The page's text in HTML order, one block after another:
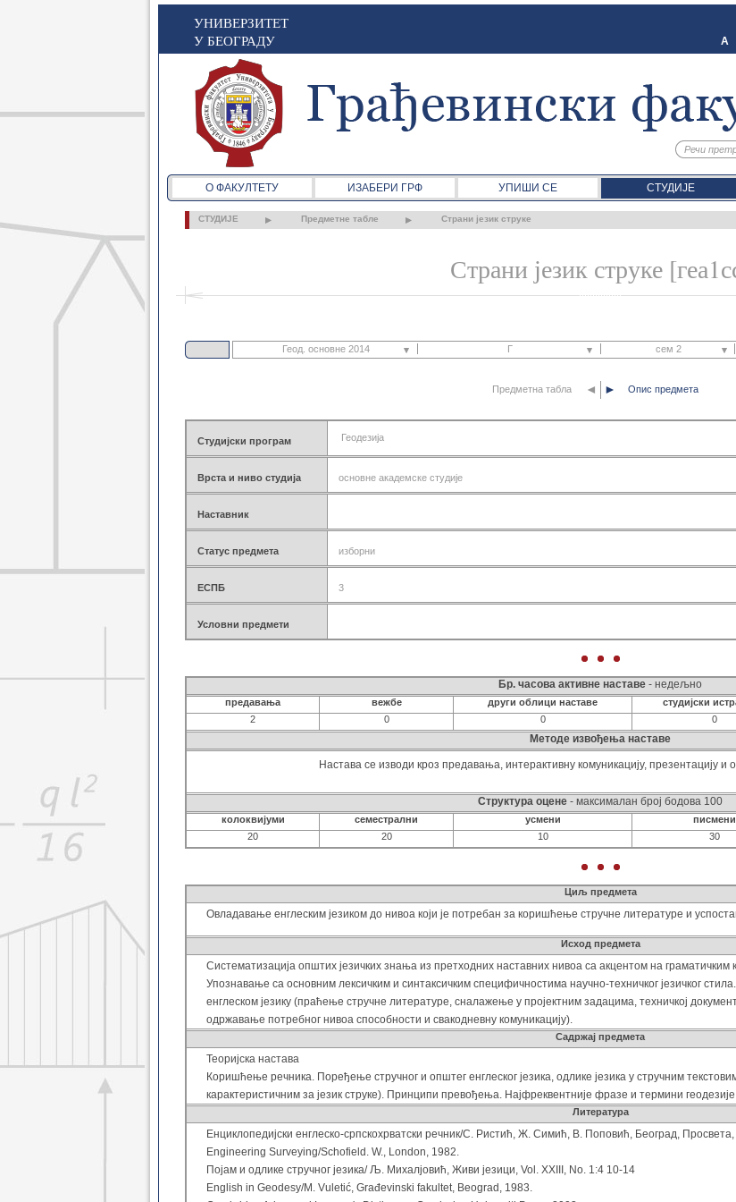
УНИВЕРЗИТЕТ
У БЕОГРАДУ
A
О ФАКУЛТЕТУ ИЗАБЕРИ ГРФ УПИШИ СЕ СТУДИЈЕ
СТУДИЈЕ Предметне табле Страни језик струке
Страни језик струке
Геод. основне 2014
Геоинф. основне 2021
Грађ. мастер 2021
Геодез. мастер 2021
Геоинф. мастер 2021
Грађ. докторске 2021
Грађ. дипломске 2021
Грађ. специјал. 2021
Грађ. основне 2014
Грађ. дипломске 2014
Грађ. докторске 2014
Грађ. специјал. 2014
Грађ. специјал. 2017
Геод. дипломске 2014
Геодез. докторске 2014
Грађ. основне 2008
Грађ. дипломске 2008
Грађ. докторске 2008
Геод. основне 2008
Г
Г
сем 2
сем 1
сем 3
сем 5
◄
Предметна табла ► Опис предмета
Студијски програм Геодезија
Врста и ниво студија основне академске студије
Наставник
Статус предмета изборни
ЕСПБ 3
Условни предмети
Бр. часова активне наставе - недељно
предавања вежбе други облици наставе
студијски
2
0 0 0
Методе извођења наставе
Настава се изводи кроз предавања, интерактивну комуникацију, презентацију и
Структура оцене - максималан број бодова 100
колоквијуми семестрални усмени писмени
20
20 10 30
Циљ предмета
Овладавање енглеским језиком до нивоа који је потребан за коришћење стручне литературе и
Исход предмета
Систематизација општих језичких знања из претходних наставних нивоа са акцентом на граматичким
Упознавање са основним лексичким и синтаксичким специфичностима научно-техничког језичког
енглеском језику (праћење стручне литературе, сналажење у пројектним задацима, техничкој
одржавање потребног нивоа способности и свакодневну комуникацију).
Садржај предмета
Теоријска настава
Коришћење речника. Поређење стручног и општег енглеског језика, одлике језика у стручним
карактеристичним за језик струке). Принципи превођења. Најфреквентније фразе и термини
Литература
Енциклопедијски енглеско-српскохрватски речник/С. Ристић, Ж. Симић, В. Поповић, Београд,
Engineering Surveying/Schofield. W., London, 1982.
Појам и одлике стручног језика/ Љ. Михалјовић, Живи језици, Vol. XXIII, No. 1:4 10-14
Еnglish in Geodesy/M. Vuletić, Građevinski fakultet, Beograd, 1983.